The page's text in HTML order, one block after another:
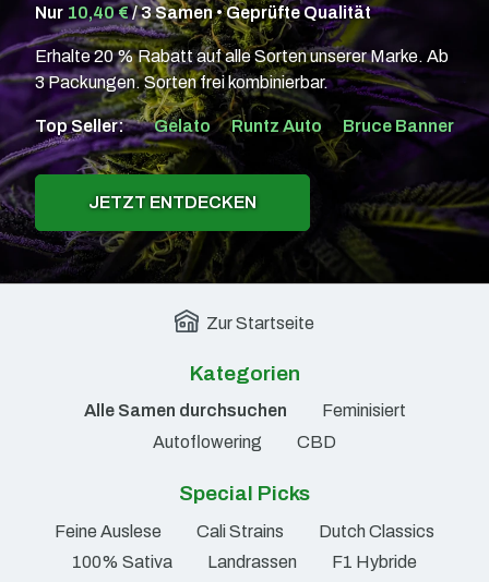
Nur 10,40 €/ 3 Samen • Geprüfte Qualität
Erhalte 20 % Rabatt auf alle Sorten unserer Marke. Ab
3 Packungen. Sorten frei kombinierbar.
Top Seller: Gelato Runtz Auto Bruce Banner
JETZT ENTDECKEN
Zur Startseite
Kategorien
Alle Samen durchsuchen
Feminisiert
Autoflowering
CBD
Special Picks
Feine Auslese Cali Strains
Dutch Classics
100% Sativa
Landrassen
F1 Hybride